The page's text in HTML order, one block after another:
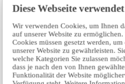
Diese Webseite
Wir verwenden Cookies, um Ihnen
auf unserer Website zu
Cookies müssen gesetzt werden,
unserer Website zu gewährleisten.
welche Kategorien Sie zulassen
dass je nach den von Ihnen
Funktionalität der Website